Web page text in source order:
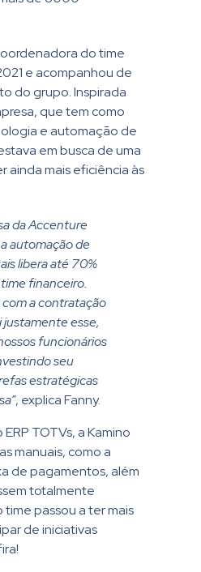
do time
e acompanhou de
do grupo. Inspirada
que tem como
e automação de
em busca de uma
ainda mais eficiência às
da Accenture
automação de
libera até 70%
financeiro.
a contratação
justamente esse,
funcionários
seu
estratégicas
, explica Fanny.
TOTVs, a Kamino
manuais, como a
de pagamentos, além
totalmente
passou a ter mais
de iniciativas